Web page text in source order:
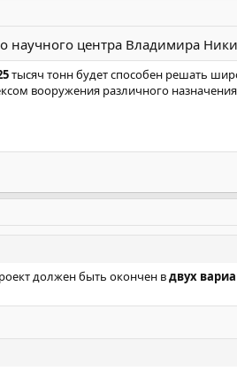
научного центра Владимира
тысяч тонн будет способен решать
вооружения различного
должен быть окончен вдвух